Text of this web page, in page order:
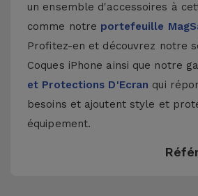
un ensemble d'accessoires à
comme notre portefeuille
Profitez-en et découvrez notre
Coques iPhone ainsi que notre
et Protections D'Ecran qui
besoins et ajoutent style et
équipement.